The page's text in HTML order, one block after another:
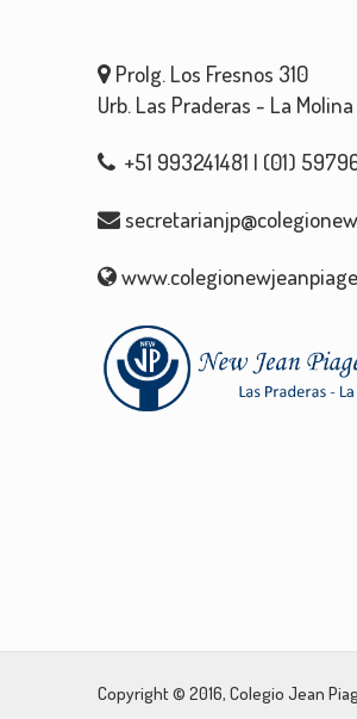
Prolg. Los Fresnos 310
Urb. Las Praderas - La Molina
+51 993241481 | (01)
Copyright © 2016, Colegio Jean